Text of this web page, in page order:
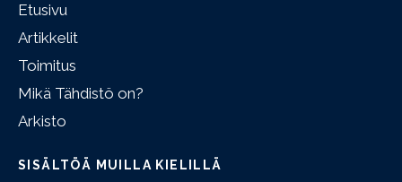
Etusivu
Artikkelit
Toimitus
Mikä Tähdistö on?
Arkisto
SISÄLTÖÄ MUILLA KIELILLÄ